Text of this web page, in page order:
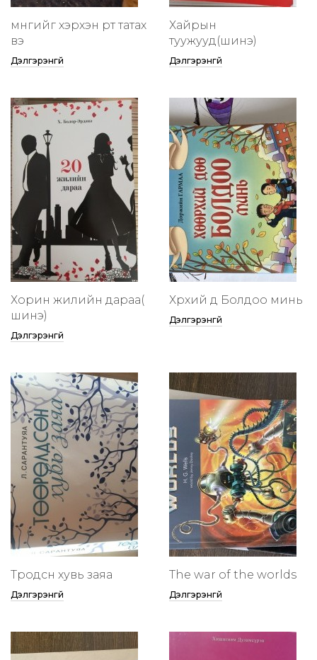
мөнгийг хэрхэн өөртөө татах
вэ
Дэлгэрэнгүй
Хайрын
туужууд(шинэ)
Дэлгэрэнгүй
Хорин жилийн дараа(
шинэ)
Дэлгэрэнгүй
Хөөрхий дөө Болдоо минь
Дэлгэрэнгүй
Төөрөодсөн хувь заяа
Дэлгэрэнгүй
The war of the worlds
Дэлгэрэнгүй